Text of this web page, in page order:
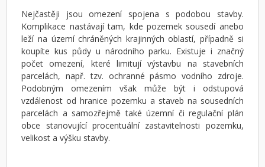
Nejčastěji jsou omezení spojena s podobou stavby.
Komplikace nastávají tam, kde pozemek sousedí anebo
leží na území chráněných krajinných oblastí, případně si
koupíte kus půdy u národního parku. Existuje i značný
počet omezení, které limitují výstavbu na stavebních
parcelách, např. tzv. ochranné pásmo vodního zdroje.
Podobným omezením však může být i odstupová
vzdálenost od hranice pozemku a staveb na sousedních
parcelách a samozřejmě také územní či regulační plán
obce stanovující procentuální zastavitelnosti pozemku,
velikost a výšku stavby.